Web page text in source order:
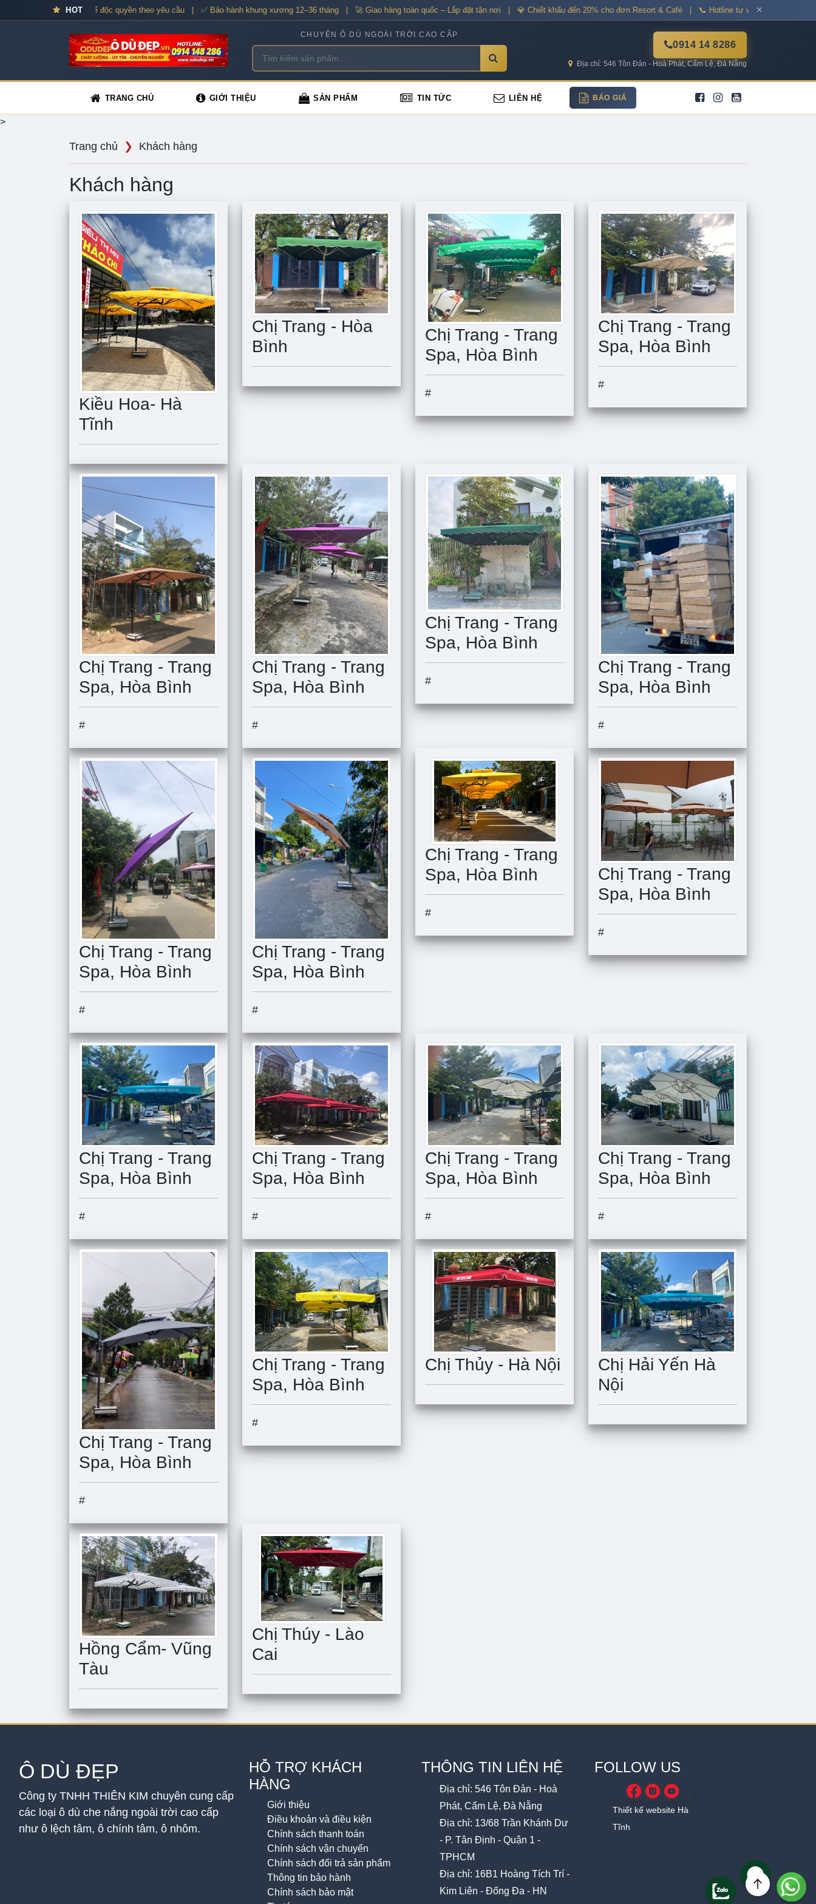
HOT
dù cao cấp – Thiết kế độc quyền theo yêu cầu | ✅ Bảo hành khung xương 12–36 tháng | 🚀 Giao hàng toàn quốc – Lắp đặt tận nơi | 💎 Chiết khấu đến 20% cho đơn Resort & Café | 📞 Hotline tư vấn: 0914 14 8286 |
✕
CHUYÊN Ô DÙ NGOÀI TRỜI CAO CẤP
0914 14 8286
Địa chỉ: 546 Tôn Đản - Hoà Phát, Cẩm Lệ, Đà Nẵng
TRANG CHỦ GIỚI THIỆU SẢN PHẨM TIN TỨC LIÊN HỆ BÁO GIÁ
>
Trang chủ ❯ Khách hàng
Khách hàng
Kiều Hoa- Hà
Tĩnh
Chị Trang - Hòa
Bình
Chị Trang - Trang
Spa, Hòa Bình
#
Chị Trang - Trang
Spa, Hòa Bình
#
Chị Trang - Trang
Spa, Hòa Bình
#
Chị Trang - Trang
Spa, Hòa Bình
#
Chị Trang - Trang
Spa, Hòa Bình
#
Chị Trang - Trang
Spa, Hòa Bình
#
Chị Trang - Trang
Spa, Hòa Bình
#
Chị Trang - Trang
Spa, Hòa Bình
#
Chị Trang - Trang
Spa, Hòa Bình
#
Chị Trang - Trang
Spa, Hòa Bình
#
Chị Trang - Trang
Spa, Hòa Bình
#
Chị Trang - Trang
Spa, Hòa Bình
#
Chị Trang - Trang
Spa, Hòa Bình
#
Chị Trang - Trang
Spa, Hòa Bình
#
Chị Trang - Trang
Spa, Hòa Bình
#
Chị Trang - Trang
Spa, Hòa Bình
#
Chị Thủy - Hà Nội
Chị Hải Yến Hà
Nội
Hồng Cẩm- Vũng
Tàu
Chị Thúy - Lào
Cai
Ô DÙ ĐẸP
Công ty TNHH THIÊN KIM chuyên cung cấp
các loại ô dù che nắng ngoài trời cao cấp
như ô lệch tâm, ô chính tâm, ô nhôm.
HỖ TRỢ KHÁCH
HÀNG
Giới thiệu
Điều khoản và điều kiện
Chính sách thanh toán
Chính sách vận chuyển
Chính sách đổi trả sản phẩm
Thông tin bảo hành
Chính sách bảo mật
THÔNG TIN LIÊN HỆ
Địa chỉ: 546 Tôn Đản - Hoà
Phát, Cẩm Lệ, Đà Nẵng
Địa chỉ: 13/68 Trần Khánh Dư
- P. Tân Định - Quận 1 -
TPHCM
Địa chỉ: 16B1 Hoàng Tích Trí -
Kim Liên - Đống Đa - HN
FOLLOW US
Thiết kế website Hà
Tĩnh